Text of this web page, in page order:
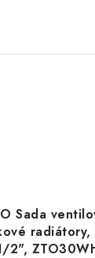
Sada
radiátory,
2",